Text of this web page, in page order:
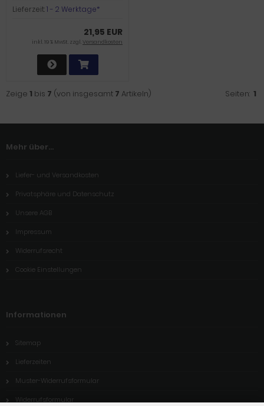
Lieferzeit:1 - 2 Werktage*
21,95 EUR
inkl. 19 % MwSt. zzgl.Versandkosten
Zeige 1 bis 7 (von insgesamt 7 Artikeln) Seiten: 1
Mehr über...
Liefer- und Versandkosten
Privatsphäre und Datenschutz
Unsere AGB
Impressum
Widerrufsrecht
Cookie Einstellungen
Informationen
Sitemap
Lieferzeiten
Muster-Widerrufsformular
Widerrufsformular